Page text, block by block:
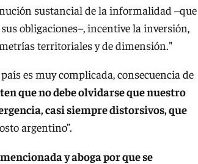
sustancial de la informalidad –que
obligaciones–, incentive la inversión,
territoriales y de dimensión."
es muy complicada, consecuencia de
que no debe olvidarse que nuestro
casi siempre distorsivos, que
argentino”.
y aboga por que se